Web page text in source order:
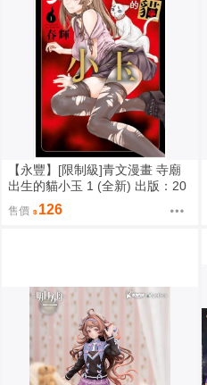
【永豐】[限制級]青文漫畫 寺廟
出生的貓小玉 1 (全新) 出版：20
26/08
售價 126